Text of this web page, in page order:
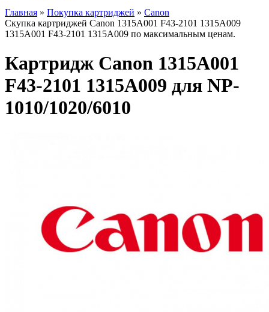
Главная » Покупка картриджей » Canon
Скупка картриджей Canon 1315A001 F43-2101 1315A009
1315A001 F43-2101 1315A009 по максимальным ценам.
Картридж Canon 1315A001
F43-2101 1315A009 для NP-
1010/1020/6010